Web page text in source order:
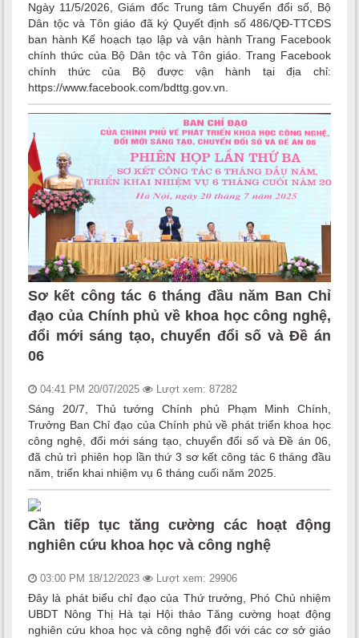
Ngày 11/5/2026, Giám đốc Trung tâm Chuyển đổi số, Bộ
Dân tộc và Tôn giáo đã ký Quyết định số 486/QĐ-TTCĐS
ban hành Kế hoạch tạo lập và vận hành Trang Facebook
chính thức của Bộ Dân tộc và Tôn giáo. Trang Facebook
chính thức của Bộ được vận hành tại địa chỉ:
https://www.facebook.com/bdttg.gov.vn.
Sơ kết công tác 6 tháng đầu năm Ban Chỉ
đạo của Chính phủ về khoa học công nghệ,
đổi mới sáng tạo, chuyển đổi số và Đề án
06
04:41 PM 20/07/2025 Lượt xem: 87282
Sáng 20/7, Thủ tướng Chính phủ Phạm Minh Chính,
Trưởng Ban Chỉ đạo của Chính phủ về phát triển khoa học
công nghệ, đổi mới sáng tạo, chuyển đổi số và Đề án 06,
đã chủ trì phiên họp lần thứ 3 sơ kết công tác 6 tháng đầu
năm, triển khai nhiệm vụ 6 tháng cuối năm 2025.
Cần tiếp tục tăng cường các hoạt động
nghiên cứu khoa học và công nghệ
03:00 PM 18/12/2023 Lượt xem: 29906
Đây là phát biểu chỉ đạo của Thứ trưởng, Phó Chủ nhiệm
UBDT Nông Thị Hà tại Hội thảo Tăng cường hoạt động
nghiên cứu khoa học và công nghệ đối với các cơ sở giáo